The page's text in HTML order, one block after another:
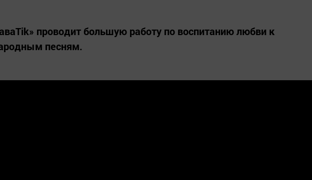
проводит большую работу по воспитанию любви к
песням.